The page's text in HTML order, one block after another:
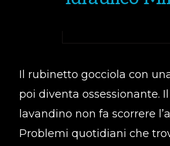
Il rubinetto gocciola con
poi diventa ossessionante.
lavandino non fa scorrere
Problemi quotidiani che